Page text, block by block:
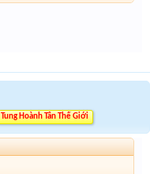
Tung Hoành Tân Thế Giới